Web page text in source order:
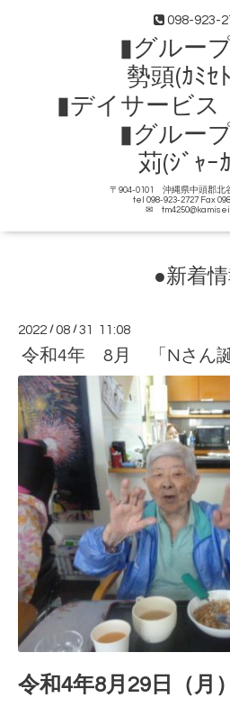
098-923-
▮グループ
勢頭(ｶﾐ
▮デイサービ
▮グループ
苅(ｼﾞｬｰ
〒904-0101 沖縄県中頭郡北
tel 098-923-2727 Fax
✉
●新着
2022 /08 /31 11:08
令和4年 8月 「Nさん誕
令和4年8月29日（月）